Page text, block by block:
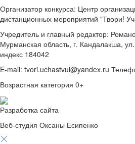
Организатор конкурса: Центр
дистанционных мероприятий "Твори!
Учредитель и главный редактор:
Мурманская область, г. Кандалакша,
индекс 184042
E-mail: tvori.uchastvui@yandex.ru
Возрастная категория 0+
Разработка сайта
Веб-студия Оксаны Есипенко